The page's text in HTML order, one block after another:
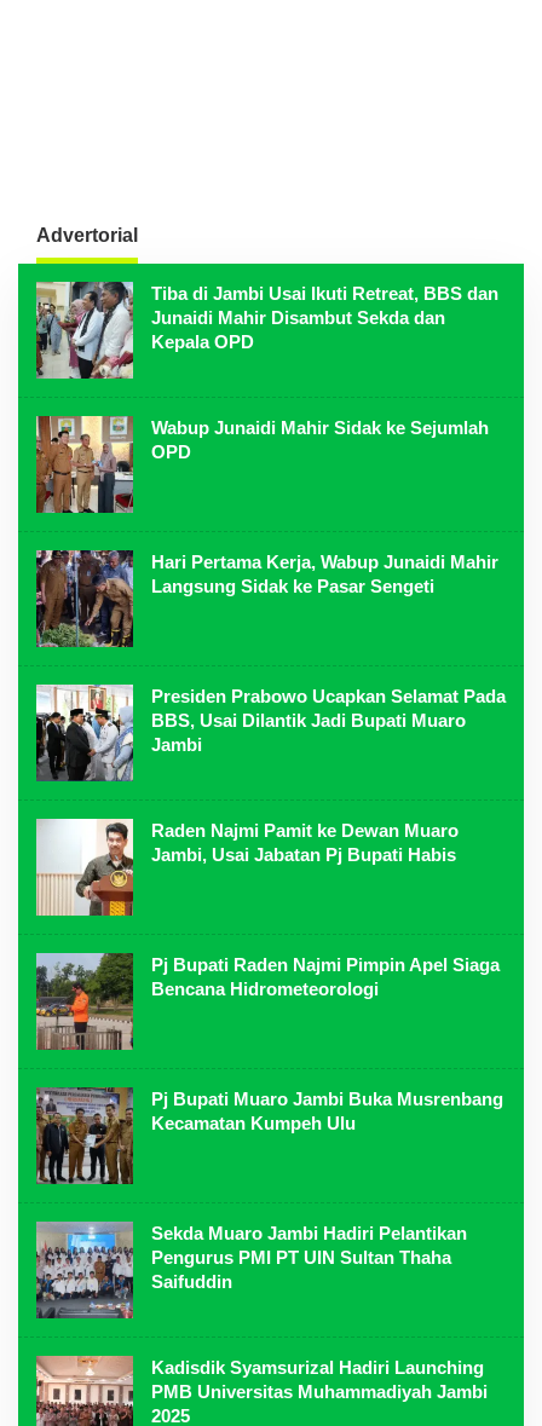
Advertorial
Tiba di Jambi Usai Ikuti Retreat, BBS dan
Junaidi Mahir Disambut Sekda dan
Kepala OPD
Wabup Junaidi Mahir Sidak ke Sejumlah
OPD
Hari Pertama Kerja, Wabup Junaidi Mahir
Langsung Sidak ke Pasar Sengeti
Presiden Prabowo Ucapkan Selamat Pada
BBS, Usai Dilantik Jadi Bupati Muaro
Jambi
Raden Najmi Pamit ke Dewan Muaro
Jambi, Usai Jabatan Pj Bupati Habis
Pj Bupati Raden Najmi Pimpin Apel Siaga
Bencana Hidrometeorologi
Pj Bupati Muaro Jambi Buka Musrenbang
Kecamatan Kumpeh Ulu
Sekda Muaro Jambi Hadiri Pelantikan
Pengurus PMI PT UIN Sultan Thaha
Saifuddin
Kadisdik Syamsurizal Hadiri Launching
PMB Universitas Muhammadiyah Jambi
2025